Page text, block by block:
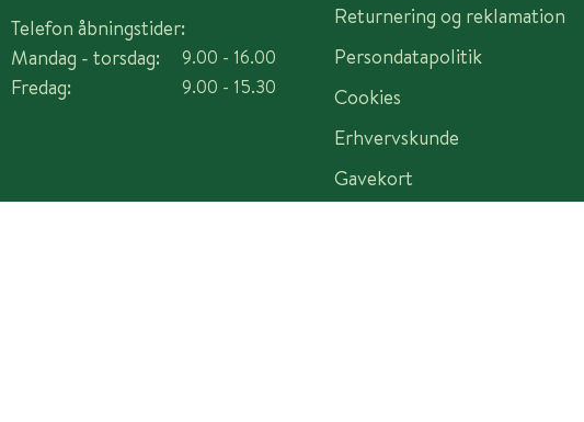
Telefon åbningstider:
Mandag - torsdag:
Fredag:
9.00 - 16.00
9.00 - 15.30
Returnering og reklamation
Persondatapolitik
Cookies
Erhvervskunde
Gavekort